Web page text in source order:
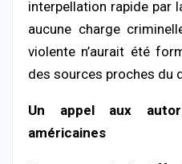
interpellation rapide par
aucune charge
violente n’aurait été
des sources proches du
Un appel aux
américaines